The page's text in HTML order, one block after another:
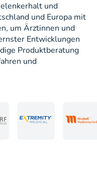
und
und Europa mit
um Ärztinnen und
Entwicklungen
Produktberatung
und